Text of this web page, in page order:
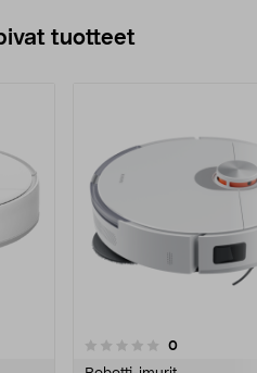
tuotteet
0arvostelut